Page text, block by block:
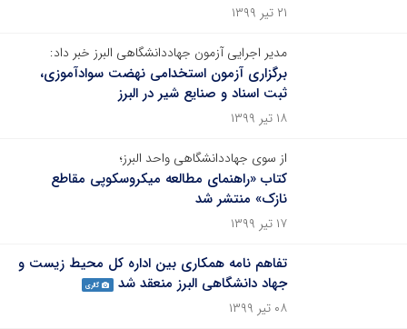
۲۱ تیر ۱۳۹۹
مدیر اجرایی آزمون جهاددانشگاهی البرز خبر داد:
برگزاری آزمون استخدامی نهضت سوادآموزی،
ثبت اسناد و صنایع شیر در البرز
۱۸ تیر ۱۳۹۹
از سوی جهاددانشگاهی واحد البرز؛
کتاب «راهنمای مطالعه میکروسکوپی مقاطع
نازک» منتشر شد
۱۷ تیر ۱۳۹۹
تفاهم نامه همکاری بین اداره کل محیط زیست و
جهاد دانشگاهی البرز منعقد شد
گالری
۰۸ تیر ۱۳۹۹